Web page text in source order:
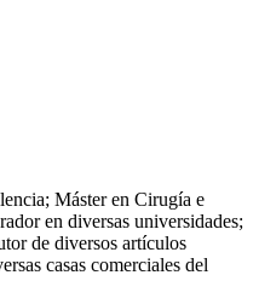
Máster en Cirugía e
en diversas universidades;
de diversos artículos
casas comerciales del